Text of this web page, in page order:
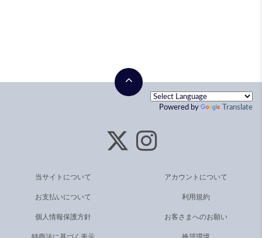
Powered by Translate
当サイトについて アカウントについて
お支払いについて 利用規約
個人情報保護方針 お客さまへのお願い